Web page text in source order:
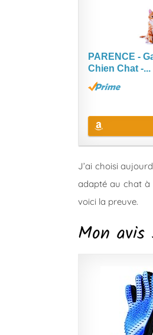
PARENCE -
Chien Chat -...
J’ai choisi
adapté au chat à
voici la preuve.
Mon